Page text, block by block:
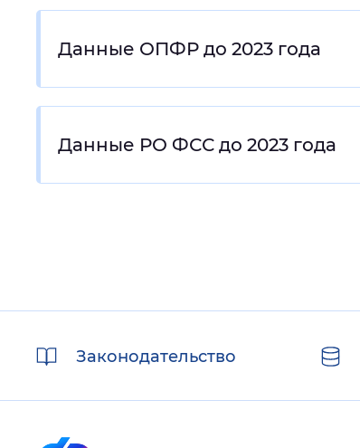
Данные ОПФР до 2023 года
Данные РО ФСС до 2023 года
ссылкиЗаконодательство